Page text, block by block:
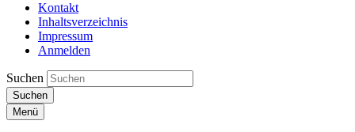
Kontakt
Inhaltsverzeichnis
Impressum
Anmelden
Suchen
Suchen
Menü